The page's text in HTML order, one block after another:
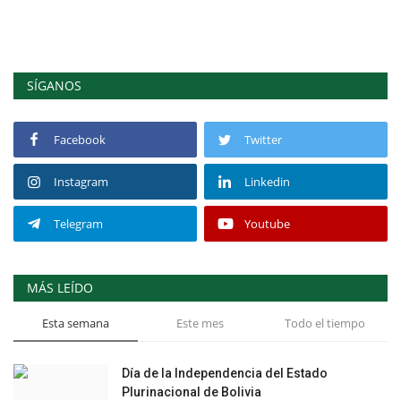
SÍGANOS
Facebook Twitter
Instagram Linkedin
Telegram Youtube
MÁS LEÍDO
Esta semana Este mes Todo el tiempo
Día de la Independencia del Estado
Plurinacional de Bolivia